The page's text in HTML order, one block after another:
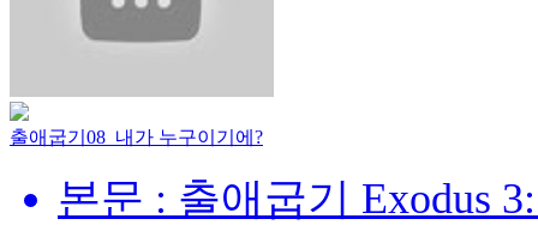
출애굽기08_내가 누구이기에?
본문 : 출애굽기 Exodus